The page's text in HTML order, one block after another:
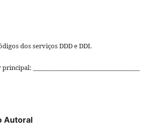
dos serviços DDD e DDI.
____________________________________
Autoral